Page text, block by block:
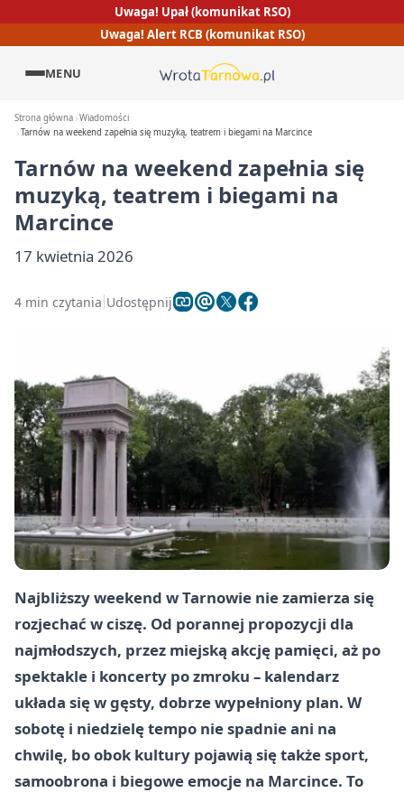
Uwaga! Upał (komunikat RSO)
Uwaga! Alert RCB (komunikat RSO)
MENU
Strona główna Wiadomości
Tarnów na weekend zapełnia się muzyką, teatrem i biegami na Marcince
Tarnów na weekend zapełnia się
muzyką, teatrem i biegami na
Marcince
17 kwietnia 2026
4 min czytania Udostępnij
Najbliższy weekend w Tarnowie nie zamierza się
rozjechać w ciszę. Od porannej propozycji dla
najmłodszych, przez miejską akcję pamięci, aż po
spektakle i koncerty po zmroku – kalendarz
układa się w gęsty, dobrze wypełniony plan. W
sobotę i niedzielę tempo nie spadnie ani na
chwilę, bo obok kultury pojawią się także sport,
samoobrona i biegowe emocje na Marcince. To